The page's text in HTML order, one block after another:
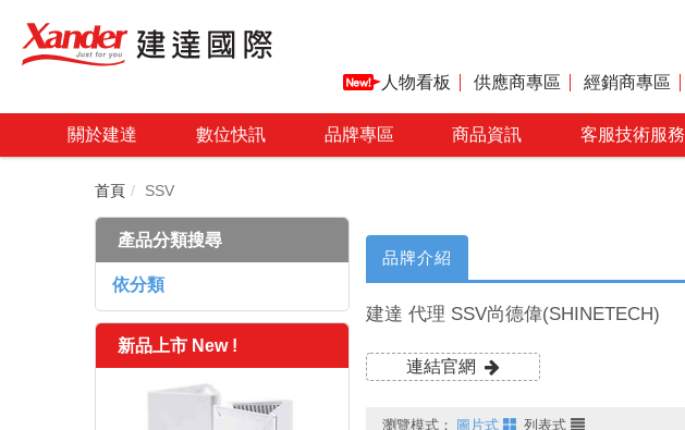
人物看板 供應商專區 經銷商專區
關於建達 數位快訊 品牌專區 商品資訊 客服技術服務
首頁 SSV
產品分類搜尋
依分類
新品上市 New !
品牌介紹
建達 代理 SSV尚德偉(SHINETECH)
連結官網
瀏覽模式： 圖片式 列表式